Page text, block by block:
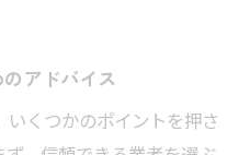
アドバイス
くつかのポイントを押さ